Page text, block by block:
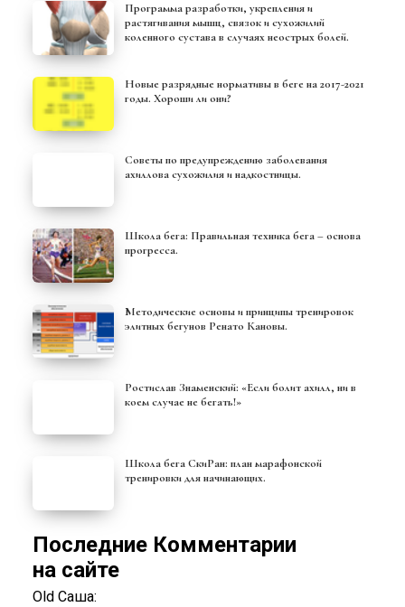
Программа разработки, укрепления и
растягивания мышц, связок и сухожилий
коленного сустава в случаях неострых болей.
Новые разрядные нормативы в беге на 2017-2021
годы. Хороши ли они?
Советы по предупреждению заболевания
ахиллова сухожилия и надкостницы.
Школа бега: Правильная техника бега – основа
прогресса.
Методические основы и принципы тренировок
элитных бегунов Ренато Кановы.
Ростислав Знаменский: «Если болит ахилл, ни в
коем случае не бегать!»
Школа бега СкиРан: план марафонской
тренировки для начинающих.
Последние Комментарии
на сайте
Old Саша: